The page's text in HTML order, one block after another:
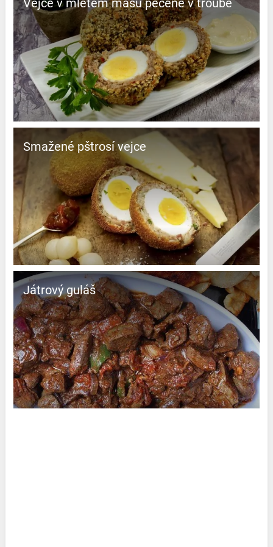
Vejce v mletém masu pečené v troubě
Smažené pštrosí vejce
Játrový guláš